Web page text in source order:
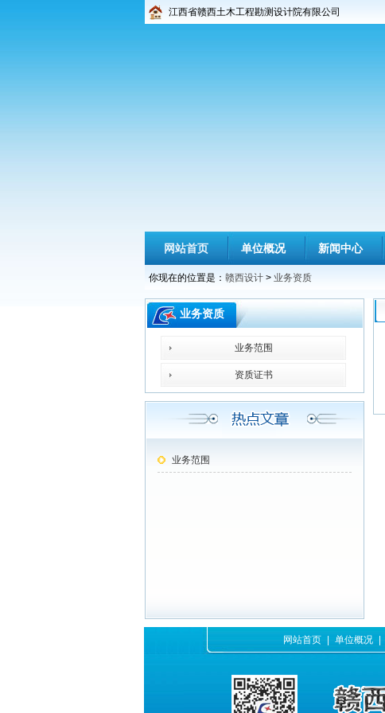
江西省赣西土木工程勘测设计院有限公司
网站首页 单位概况 新闻中心
你现在的位置是： 赣西设计 > 业务资质
业务资质
业务范围
资质证书
业务范围
网站首页 单位概况